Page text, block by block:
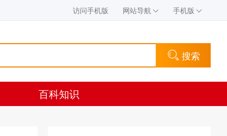
访问手机版 网站导航 手机版
搜索
百科知识